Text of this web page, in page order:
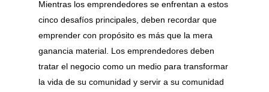
Mientras los emprendedores se enfrentan a estos
cinco desafíos principales, deben recordar que
emprender con propósito es más que la mera
ganancia material. Los emprendedores deben
tratar el negocio como un medio para transformar
la vida de su comunidad y servir a su comunidad